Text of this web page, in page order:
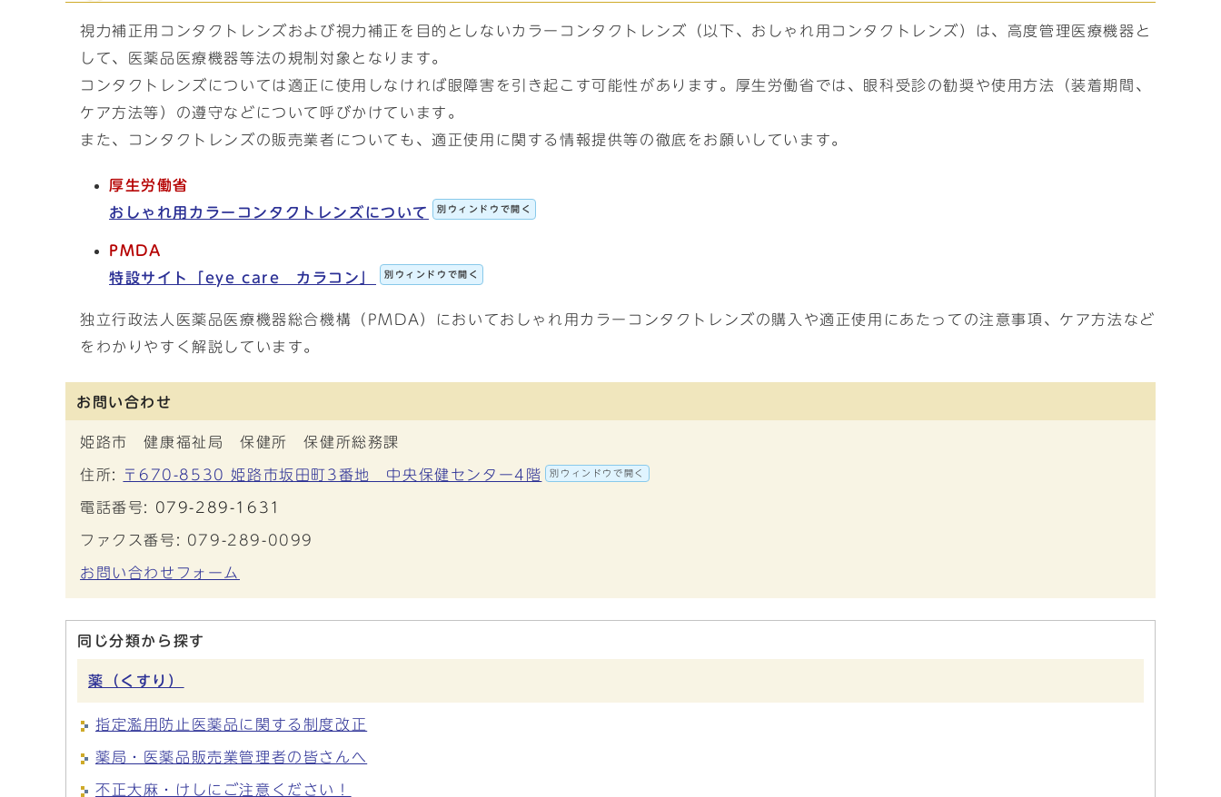
視力補正用コンタクトレンズおよび視力補正を目的としないカラーコンタクトレンズ（以下、おしゃれ用コンタクトレンズ）は、高度管理医療機器と
して、医薬品医療機器等法の規制対象となります。
コンタクトレンズについては適正に使用しなければ眼障害を引き起こす可能性があります。厚生労働省では、眼科受診の勧奨や使用方法（装着期間、
ケア方法等）の遵守などについて呼びかけています。
また、コンタクトレンズの販売業者についても、適正使用に関する情報提供等の徹底をお願いしています。
厚生労働省
おしゃれ用カラーコンタクトレンズについて
別ウィンドウで開く
PMDA
特設サイト「eye care カラコン」
別ウィンドウで開く
独立行政法人医薬品医療機器総合機構（PMDA）においておしゃれ用カラーコンタクトレンズの購入や適正使用にあたっての注意事項、ケア方法など
をわかりやすく解説しています。
お問い合わせ
姫路市 健康福祉局 保健所 保健所総務課
住所: 〒670-8530 姫路市坂田町3番地 中央保健センター4階 別ウィンドウで開く
電話番号: 079-289-1631
ファクス番号: 079-289-0099
お問い合わせフォーム
同じ分類から探す
薬（くすり）
指定濫用防止医薬品に関する制度改正
薬局・医薬品販売業管理者の皆さんへ
不正大麻・けしにご注意ください！